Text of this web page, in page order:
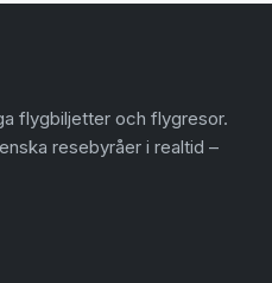
flygbiljetter och flygresor.
resebyråer i realtid –